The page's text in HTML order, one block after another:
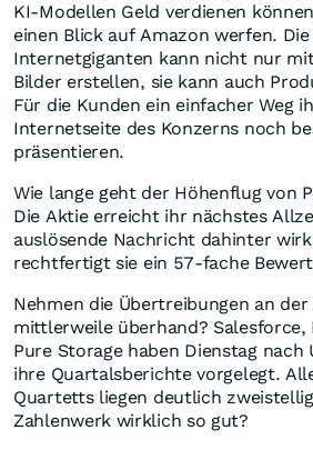
KI-Modellen Geld verdienen
einen Blick auf Amazon werfen.
Internetgiganten kann nicht nur
Bilder erstellen, sie kann auch
Für die Kunden ein einfacher Weg
Internetseite des Konzerns noch
präsentieren.
Wie lange geht der Höhenflug von
Die Aktie erreicht ihr nächstes
auslösende Nachricht dahinter
rechtfertigt sie ein 57-fache
Nehmen die Übertreibungen an
mittlerweile überhand? Salesforce,
Pure Storage haben Dienstag nach
ihre Quartalsberichte vorgelegt.
Quartetts liegen deutlich
Zahlenwerk wirklich so gut?